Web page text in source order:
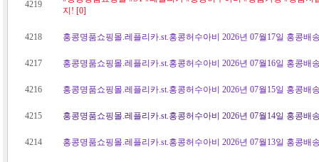
4219
지! [0]
4218 홍콩명품쇼핑몰.레플리카.st.홍콩허수아비 2026년 07월17일 홍콩배
4217 홍콩명품쇼핑몰.레플리카.st.홍콩허수아비 2026년 07월16일 홍콩배
4216 홍콩명품쇼핑몰.레플리카.st.홍콩허수아비 2026년 07월15일 홍콩배
4215 홍콩명품쇼핑몰.레플리카.st.홍콩허수아비 2026년 07월14일 홍콩배
4214 홍콩명품쇼핑몰.레플리카.st.홍콩허수아비 2026년 07월13일 홍콩배